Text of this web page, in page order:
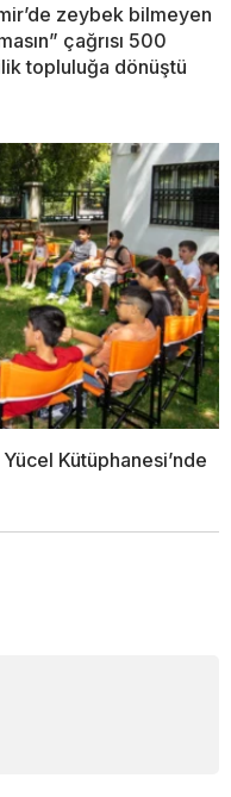
zeybek bilmeyen
çağrısı 500
topluluğa dönüştü
Kütüphanesi’nde